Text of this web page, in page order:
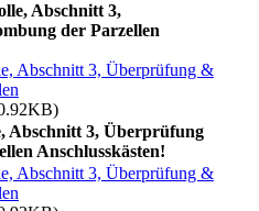
Abschnitt 3,
der Parzellen
Abschnitt 3, Überprüfung &
Abschnitt 3, Überprüfung
Anschlusskästen!
Abschnitt 3, Überprüfung &